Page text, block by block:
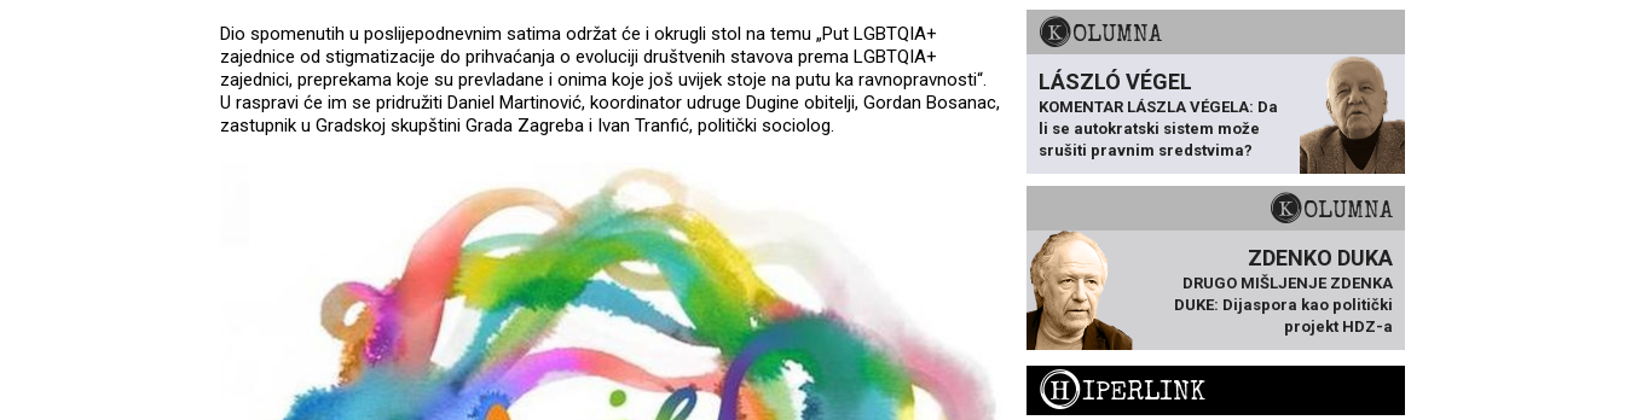
Dio spomenutih u poslijepodnevnim satima održat će i okrugli stol na temu „Put LGBTQIA+
zajednice od stigmatizacije do prihvaćanja o evoluciji društvenih stavova prema LGBTQIA+
zajednici, preprekama koje su prevladane i onima koje još uvijek stoje na putu ka ravnopravnosti“.
U raspravi će im se pridružiti Daniel Martinović, koordinator udruge Dugine obitelji, Gordan Bosanac,
zastupnik u Gradskoj skupštini Grada Zagreba i Ivan Tranfić, politički sociolog.
KOLUMNA
LÁSZLÓ VÉGEL
KOMENTAR LÁSZLA VÉGELA: Da
li se autokratski sistem može
srušiti pravnim sredstvima?
KOLUMNA
ZDENKO DUKA
DRUGO MIŠLJENJE ZDENKA
DUKE: Dijaspora kao politički
projekt HDZ-a
HIPERLINK